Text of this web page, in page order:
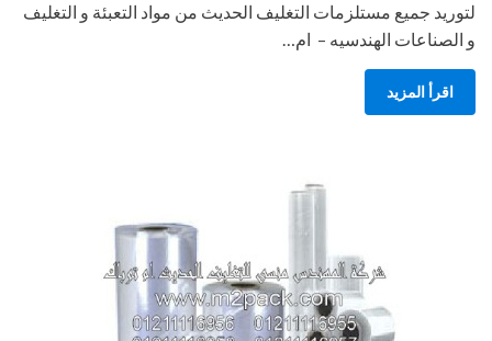
لتوريد جميع مستلزمات التغليف الحديث من مواد التعبئة و التغليف
و الصناعات الهندسيه – ام…
اقرأ المزيد